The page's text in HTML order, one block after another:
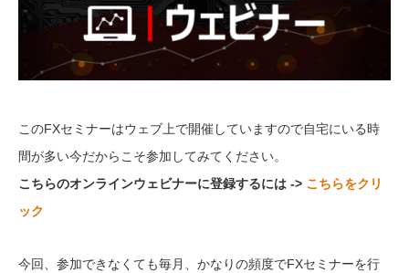
このFXセミナーはウェブ上で開催していますので自宅にいる時
間が多い今だからこそ参加してみてください。
こちらのオンラインウェビナーに登録するには -> こちらをクリ
ック
今回、参加できなくても毎月、かなりの頻度でFXセミナーを行